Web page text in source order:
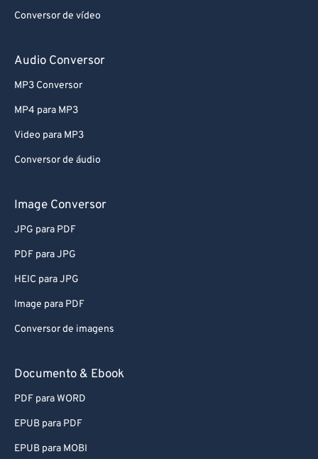
Conversor de vídeo
Audio Conversor
MP3 Conversor
MP4 para MP3
Video para MP3
Conversor de áudio
Image Conversor
JPG para PDF
PDF para JPG
HEIC para JPG
Image para PDF
Conversor de imagens
Documento & Ebook
PDF para WORD
EPUB para PDF
EPUB para MOBI